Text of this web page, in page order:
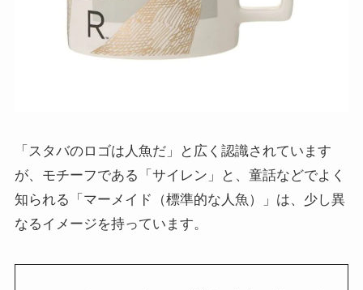
「スタバのロゴは人魚だ」と広く認識されています
が、モチーフである「サイレン」と、童話などでよく
知られる「マーメイド（標準的な人魚）」は、少し異
なるイメージを持っています。